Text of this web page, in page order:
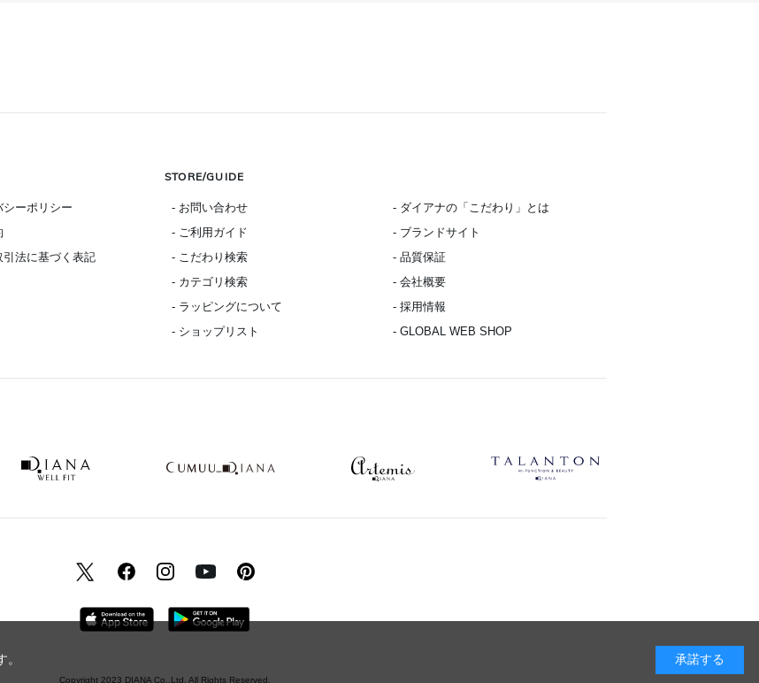
シーポリシー
引法に基づく表記
STORE/GUIDE
- お問い合わせ
- ご利用ガイド
- こだわり検索
- カテゴリ検索
- ラッピングについて
- ショップリスト
- ダイアナの「こだわり」とは
- ブランドサイト
- 品質保証
- 会社概要
- 採用情報
- GLOBAL WEB SHOP
Copyright 2023 DIANA Co.,Ltd. All Rights Reserved.
承諾する